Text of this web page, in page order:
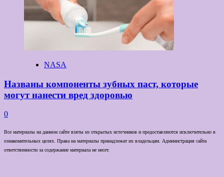
NASA
Названы компоненты зубных паст, которые
могут нанести вред здоровью
0
Все материалы на данном сайте взяты из открытых источников и предоставляются исключительно в
ознакомительных целях. Права на материалы принадлежат их владельцам. Администрация сайта
ответственности за содержание материала не несет.